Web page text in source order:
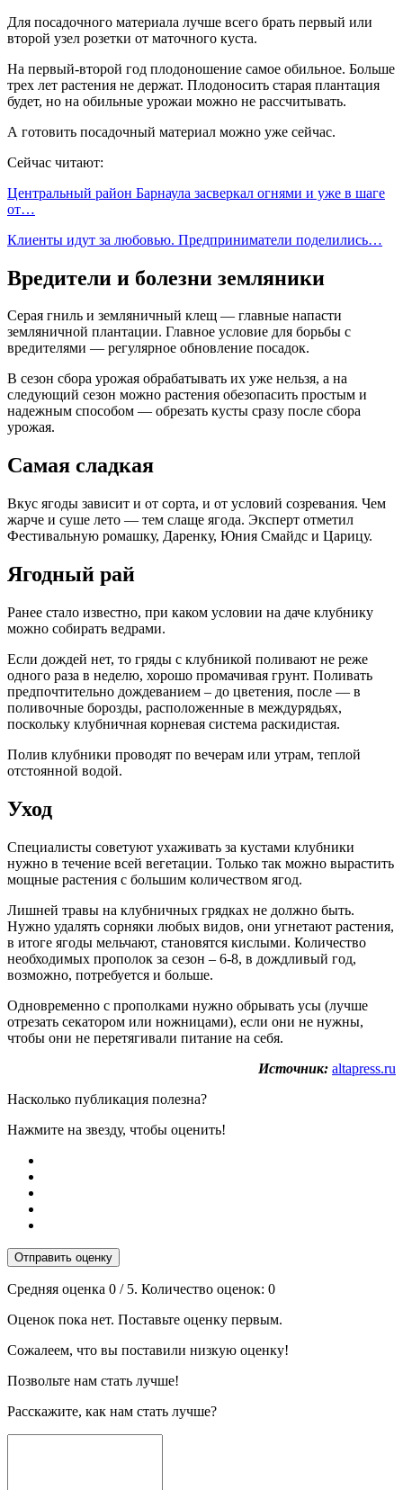
Для посадочного материала лучше всего брать первый или
второй узел розетки от маточного куста.
На первый-второй год плодоношение самое обильное. Больше
трех лет растения не держат. Плодоносить старая плантация
будет, но на обильные урожаи можно не рассчитывать.
А готовить посадочный материал можно уже сейчас.
Сейчас читают:
Центральный район Барнаула засверкал огнями и уже в шаге
от…
Клиенты идут за любовью. Предприниматели поделились…
Вредители и болезни земляники
Серая гниль и земляничный клещ — главные напасти
земляничной плантации. Главное условие для борьбы с
вредителями — регулярное обновление посадок.
В сезон сбора урожая обрабатывать их уже нельзя, а на
следующий сезон можно растения обезопасить простым и
надежным способом — обрезать кусты сразу после сбора
урожая.
Самая сладкая
Вкус ягоды зависит и от сорта, и от условий созревания. Чем
жарче и суше лето — тем слаще ягода. Эксперт отметил
Фестивальную ромашку, Даренку, Юния Смайдс и Царицу.
Ягодный рай
Ранее стало известно, при каком условии на даче клубнику
можно собирать ведрами.
Если дождей нет, то гряды с клубникой поливают не реже
одного раза в неделю, хорошо промачивая грунт. Поливать
предпочтительно дождеванием – до цветения, после — в
поливочные борозды, расположенные в междурядьях,
поскольку клубничная корневая система раскидистая.
Полив клубники проводят по вечерам или утрам, теплой
отстоянной водой.
Уход
Специалисты советуют ухаживать за кустами клубники
нужно в течение всей вегетации. Только так можно вырастить
мощные растения с большим количеством ягод.
Лишней травы на клубничных грядках не должно быть.
Нужно удалять сорняки любых видов, они угнетают растения,
в итоге ягоды мельчают, становятся кислыми. Количество
необходимых прополок за сезон – 6-8, в дождливый год,
возможно, потребуется и больше.
Одновременно с прополками нужно обрывать усы (лучше
отрезать секатором или ножницами), если они не нужны,
чтобы они не перетягивали питание на себя.
Источник: altapress.ru
Насколько публикация полезна?
Нажмите на звезду, чтобы оценить!
Отправить оценку
Средняя оценка 0 / 5. Количество оценок: 0
Оценок пока нет. Поставьте оценку первым.
Сожалеем, что вы поставили низкую оценку!
Позвольте нам стать лучше!
Расскажите, как нам стать лучше?